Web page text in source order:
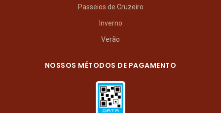
Passeios de Cruzeiro
Inverno
Verão
NOSSOS MÉTODOS DE PAGAMENTO